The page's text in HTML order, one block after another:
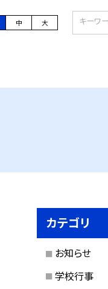
中 大
カテゴリ
お知らせ
学校行事